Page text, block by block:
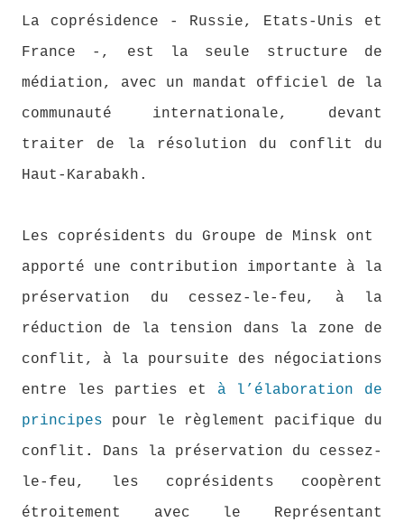
La coprésidence - Russie, Etats-Unis et
France -, est la seule structure de
médiation, avec un mandat officiel de la
communauté internationale, devant
traiter de la résolution du conflit du
Haut-Karabakh.
Les coprésidents du Groupe de Minsk ont
apporté une contribution importante à la
préservation du cessez-le-feu, à la
réduction de la tension dans la zone de
conflit, à la poursuite des négociations
entre les parties et à l’élaboration de
principes
pour le règlement pacifique du
conflit .
Dans la préservation du cessez-
le-feu, les coprésidents coopèrent
étroitement avec le Représentant